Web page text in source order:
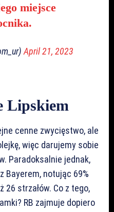
miejsce
April 21, 2023
Lipskiem
cenne zwycięstwo, ale
więc darujemy sobie
Paradoksalnie jednak,
Bayerem, notując 69%
26 strzałów. Co z tego,
RB zajmuje dopiero